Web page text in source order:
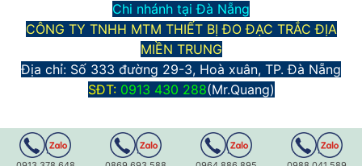
Chi nhánh tại Đà Nẵng
CÔNG TY TNHH MTM THIẾT BỊ ĐO ĐẠC TRẮC ĐỊA
MIỀN TRUNG
Địa chỉ: Số 333 đường 29-3, Hoà xuân, TP. Đà Nẵng
SĐT: 0913 430 288(Mr.Quang)